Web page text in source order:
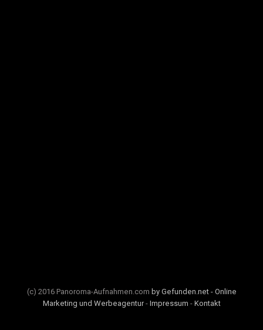
(c) 2016 Panoroma-Aufnahmen.com by Gefunden.net - Online
Marketing und Werbeagentur- Impressum - Kontakt